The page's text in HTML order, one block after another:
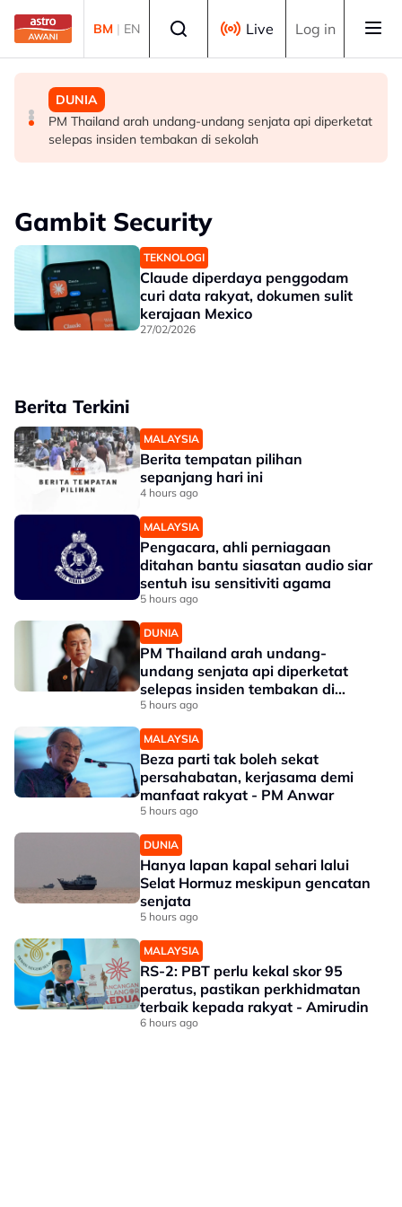
Skip to main content
BM | EN Live Log in
MALAYSIA
Berita tempatan pilihan sepanjang hari ini
MALAYSIA
Pengacara, ahli perniagaan ditahan bantu siasatan
audio siar sentuh isu sensitiviti agama
DUNIA
PM Thailand arah undang-undang senjata api diperketat
selepas insiden tembakan di sekolah
Gambit Security
TEKNOLOGI
Claude diperdaya penggodam
curi data rakyat, dokumen sulit
kerajaan Mexico
27/02/2026
Berita Terkini
MALAYSIA
Berita tempatan pilihan
sepanjang hari ini
4 hours ago
MALAYSIA
Pengacara, ahli perniagaan
ditahan bantu siasatan audio siar
sentuh isu sensitiviti agama
5 hours ago
DUNIA
PM Thailand arah undang-
undang senjata api diperketat
selepas insiden tembakan di
sekolah
5 hours ago
MALAYSIA
Beza parti tak boleh sekat
persahabatan, kerjasama demi
manfaat rakyat - PM Anwar
5 hours ago
DUNIA
Hanya lapan kapal sehari lalui
Selat Hormuz meskipun gencatan
senjata
5 hours ago
MALAYSIA
RS-2: PBT perlu kekal skor 95
peratus, pastikan perkhidmatan
terbaik kepada rakyat - Amirudin
6 hours ago